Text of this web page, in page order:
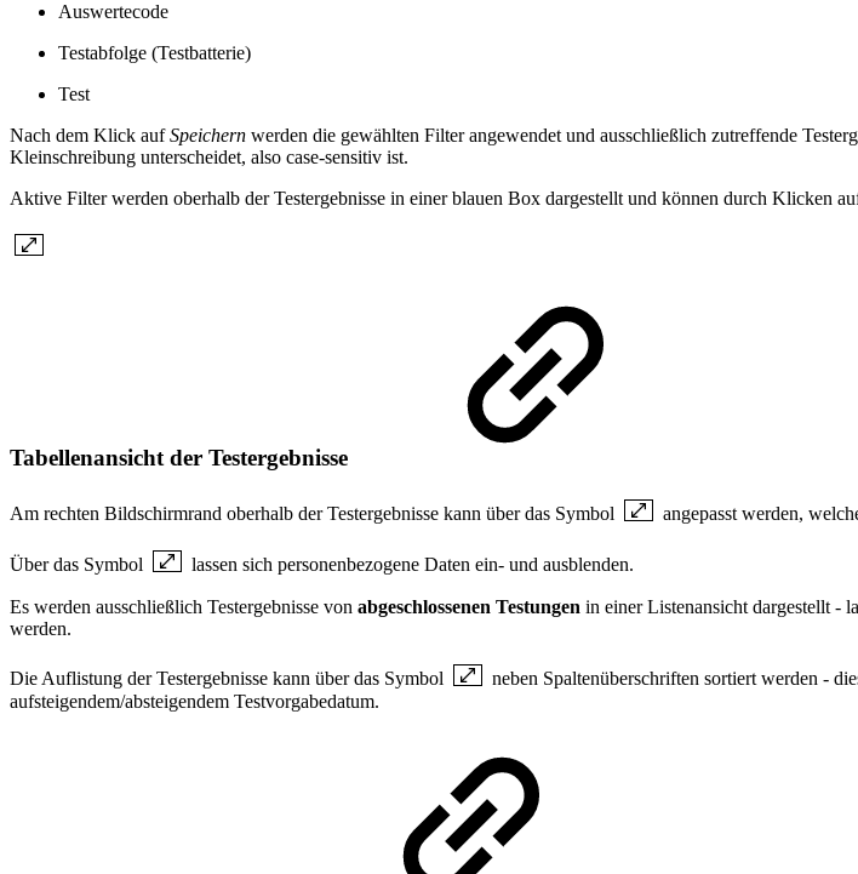
Auswertecode
Testabfolge (Testbatterie)
Test
Nach dem Klick aufSpeichern werden die gewählten Filter angewendet und ausschließlich zutreffende
Kleinschreibung unterscheidet, also case-sensitiv ist.
Aktive Filter werden oberhalb der Testergebnisse in einer blauen Box dargestellt und können durch Klicken
Tabellenansicht der Testergebnisse
Am rechten Bildschirmrand oberhalb der Testergebnisse kann über das Symbol angepasst werden,
Über das Symbol lassen sich personenbezogene Daten ein- und ausblenden.
Es werden ausschließlich Testergebnisse von abgeschlossenen Testungen in einer Listenansicht dargestellt -
werden.
Die Auflistung der Testergebnisse kann über das Symbol
neben Spaltenüberschriften sortiert werden -
aufsteigendem/absteigendem Testvorgabedatum.